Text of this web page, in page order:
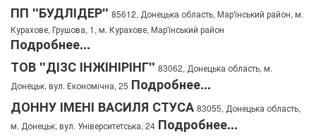
ПП "БУДЛІДЕР" 85612, Донецька область, Мар'їнський район, м.
Курахове, Грушова, 1, м. Курахове, Мар'їнський район
Подробнее...
ТОВ "ДІЗС ІНЖІНІРІНГ" 83062, Донецька область, м.
Донецьк, вул. Економічна, 25 Подробнее...
ДОННУ ІМЕНІ ВАСИЛЯ СТУСА 83055, Донецька область,
м. Донецьк, вул. Університетська, 24 Подробнее...